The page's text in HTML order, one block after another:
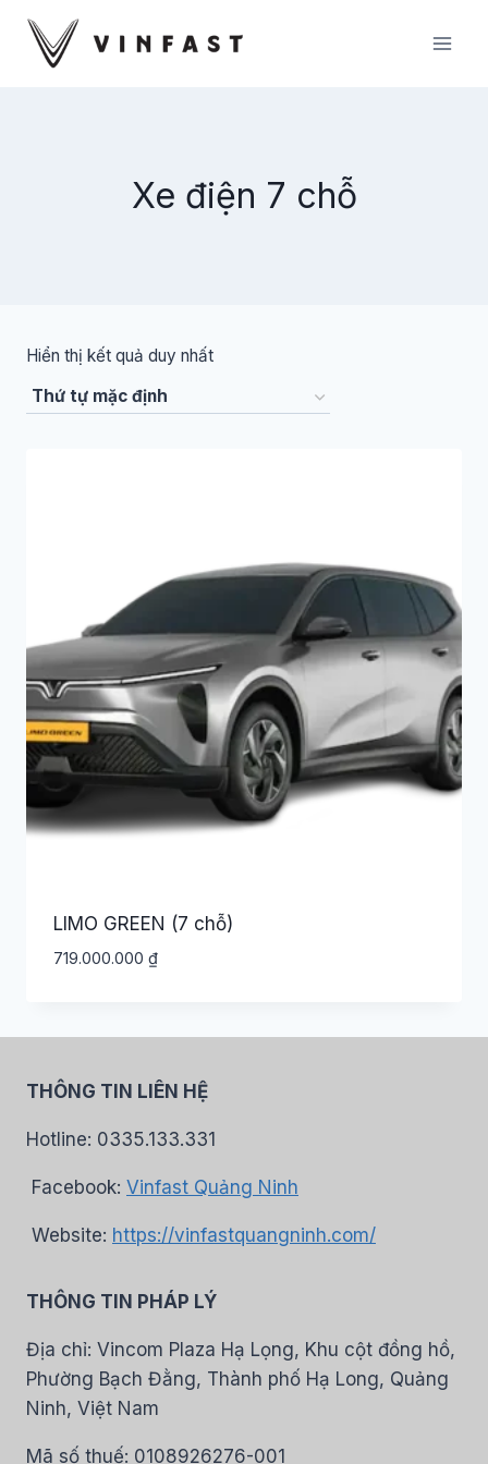
Skip
content
Xe điện 7 chỗ
Hiển thị kết quả duy nhất
LIMO GREEN (7 chỗ)
719.000.000 ₫
THÔNG TIN LIÊN HỆ
Hotline: 0335.133.331
Facebook: Vinfast Quảng Ninh
Website: https://vinfastquangninh.com/
THÔNG TIN PHÁP LÝ
Địa chỉ: Vincom Plaza Hạ Lọng, Khu cột đồng hồ,
Phường Bạch Đằng, Thành phố Hạ Long, Quảng
Ninh, Việt Nam
Mã số thuế: 0108926276-001